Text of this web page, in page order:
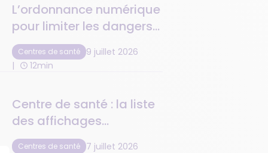
L’ordonnance numérique
pour limiter les dangers
de la retranscription
médicamenteuse
Centres de santé
9 juillet 2026
12min
Centre de santé : la liste
des affichages
obligatoires à respecter
Centres de santé
7 juillet 2026